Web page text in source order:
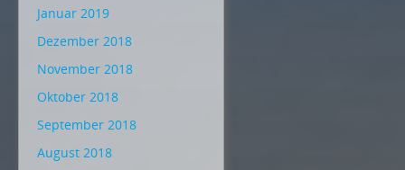
Januar 2019
Dezember 2018
November 2018
Oktober 2018
September 2018
August 2018